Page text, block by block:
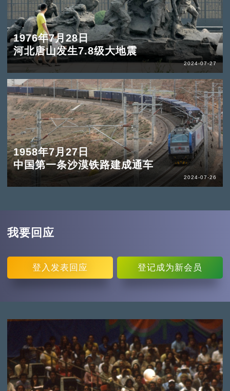
1976年7月28日
河北唐山发生7.8级大地震
2024-07-27
1958年7月27日
中国第一条沙漠铁路建成通车
2024-07-26
我要回应
登入 发表回应 登记成为新会员